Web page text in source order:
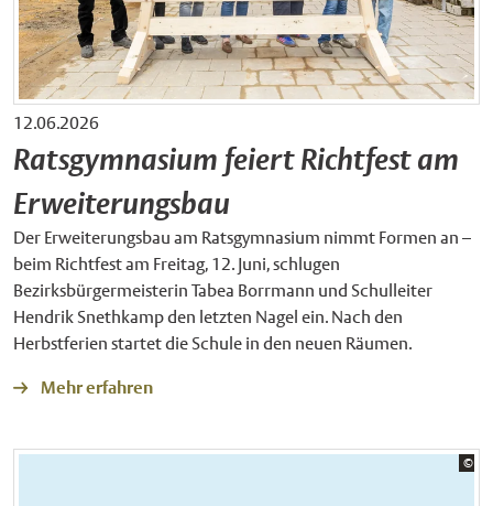
12.06.2026
Ratsgymnasium feiert Richtfest am
Erweiterungsbau
Der Erweiterungsbau am Ratsgymnasium nimmt Formen an –
beim Richtfest am Freitag, 12. Juni, schlugen
Bezirksbürgermeisterin Tabea Borrmann und Schulleiter
Hendrik Snethkamp den letzten Nagel ein. Nach den
Herbstferien startet die Schule in den neuen Räumen.
Mehr erfahren
©